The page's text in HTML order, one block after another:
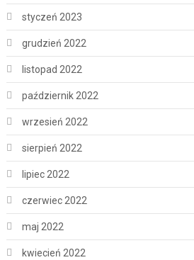
styczeń 2023
grudzień 2022
listopad 2022
październik 2022
wrzesień 2022
sierpień 2022
lipiec 2022
czerwiec 2022
maj 2022
kwiecień 2022